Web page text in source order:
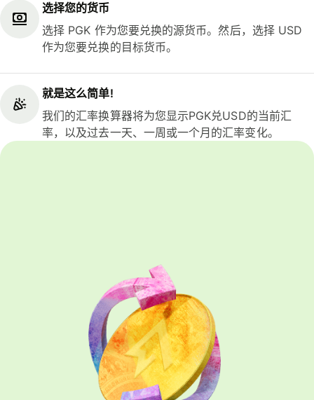
选择您的货币
选择 PGK 作为您要兑换的源货币。然后，选择 USD
作为您要兑换的目标货币。
就是这么简单!
我们的汇率换算器将为您显示PGK兑USD的当前汇
率，以及过去一天、一周或一个月的汇率变化。